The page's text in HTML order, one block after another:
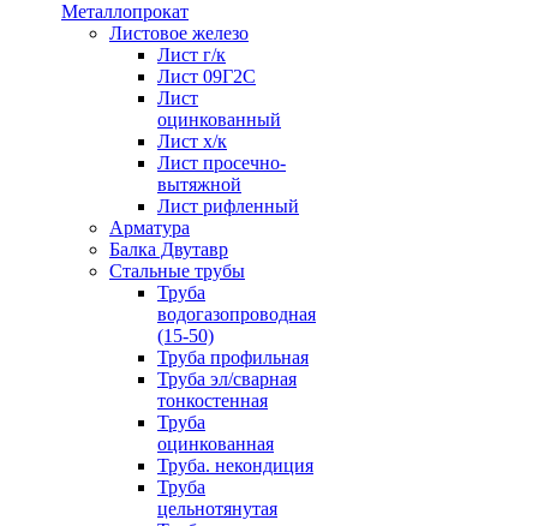
Металлопрокат
Листовое железо
Лист г/к
Лист 09Г2С
Лист
оцинкованный
Лист х/к
Лист просечно-
вытяжной
Лист рифленный
Арматура
Балка Двутавр
Стальные трубы
Труба
водогазопроводная
(15-50)
Труба профильная
Труба эл/сварная
тонкостенная
Труба
оцинкованная
Труба. некондиция
Труба
цельнотянутая